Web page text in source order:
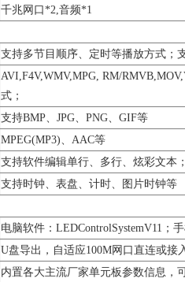
千兆网口*2,音频*1
支持多节目顺序、定时等播放方式；
AVI,F4V,WMV,MPG, RM/
式；
支持BMP、JPG、PNG、GIF等
MPEG(MP3)、AAC等
支持软件编辑单行、多行、炫彩文本；
支持时钟、表盘、计时、图片时钟等
电脑软件：LEDControlSystemV11；
U盘导出，自适应100M网口直连或接
内置各大主流厂家单元板参数信息，